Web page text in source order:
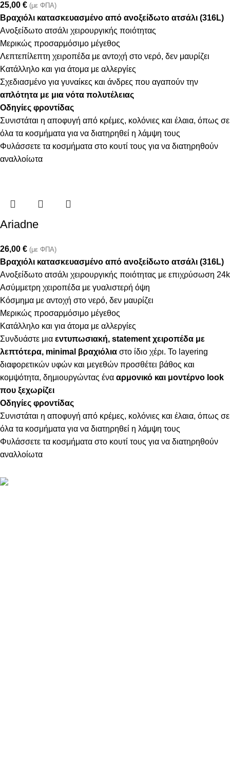
25,00 € (με ΦΠΑ)
Βραχιόλι κατασκευασμένο από ανοξείδωτο ατσάλι (316L)
Ανοξείδωτο ατσάλι χειρουργικής ποιότητας
Μερικώς προσαρμόσιμο μέγεθος
Λεπτεπίλεπτη χειροπέδα με αντοχή στο νερό, δεν μαυρίζει
Κατάλληλο και για άτομα με αλλεργίες
Σχεδιασμένο για γυναίκες και άνδρες που αγαπούν την
απλότητα με μια νότα πολυτέλειας
Οδηγίες φροντίδας
Συνιστάται η αποφυγή από κρέμες, κολόνιες και έλαια, όπως σε
όλα τα κοσμήματα για να διατηρηθεί η λάμψη τους
Φυλάσσετε τα κοσμήματα στο κουτί τους για να διατηρηθούν
αναλλοίωτα
Ariadne
26,00 € (με ΦΠΑ)
Βραχιόλι κατασκευασμένο από ανοξείδωτο ατσάλι (316L)
Ανοξείδωτο ατσάλι χειρουργικής ποιότητας με επιχρύσωση 24k
Ασύμμετρη χειροπέδα με γυαλιστερή όψη
Κόσμημα με αντοχή στο νερό, δεν μαυρίζει
Μερικώς προσαρμόσιμο μέγεθος
Κατάλληλο και για άτομα με αλλεργίες
Συνδυάστε μια εντυπωσιακή, statement χειροπέδα με
λεπτότερα, minimal βραχιόλια στο ίδιο χέρι. Το layering
διαφορετικών υφών και μεγεθών προσθέτει βάθος και
κομψότητα, δημιουργώντας ένα αρμονικό και μοντέρνο look
που ξεχωρίζει
Οδηγίες φροντίδας
Συνιστάται η αποφυγή από κρέμες, κολόνιες και έλαια, όπως σε
όλα τα κοσμήματα για να διατηρηθεί η λάμψη τους
Φυλάσσετε τα κοσμήματα στο κουτί τους για να διατηρηθούν
αναλλοίωτα